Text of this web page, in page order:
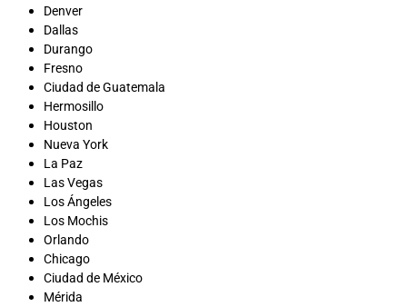
Denver
Dallas
Durango
Fresno
Ciudad de Guatemala
Hermosillo
Houston
Nueva York
La Paz
Las Vegas
Los Ángeles
Los Mochis
Orlando
Chicago
Ciudad de México
Mérida